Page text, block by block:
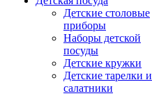
Детские столовые
приборы
Наборы детской
посуды
Детские кружки
Детские тарелки и
салатники